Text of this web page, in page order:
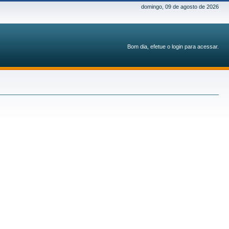
domingo, 09 de agosto de 2026
Bom dia, efetue o login para acessar.